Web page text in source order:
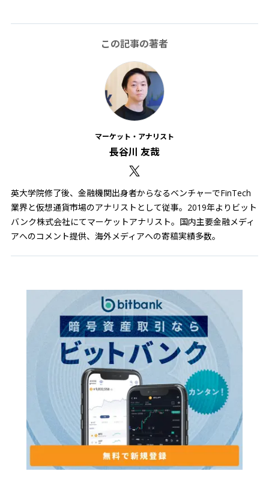
この記事の著者
マーケット・アナリスト
長谷川 友哉
英大学院修了後、金融機関出身者からなるベンチャーでFinTech
業界と仮想通貨市場のアナリストとして従事。2019年よりビット
バンク株式会社にてマーケットアナリスト。国内主要金融メディ
アへのコメント提供、海外メディアへの寄稿実績多数。